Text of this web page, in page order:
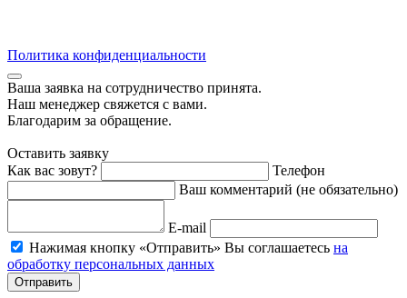
Политика конфиденциальности
Ваша заявка на cотрудничество принята.
Наш менеджер свяжется с вами.
Благодарим за обращение.
Оставить заявку
Как вас зовут?
Телефон
Ваш комментарий (не обязательно)
E-mail
Нажимая кнопку «Отправить» Вы соглашаетесь на
обработку персональных данных
Отправить